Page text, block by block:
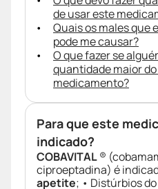
de usar este
Quais os males que
pode me causar?
O que fazer se
quantidade maior
medicamento?
Para que este
indicado?
COBAVITAL®
ciproeptadina) é
apetite; • Distúrbios do